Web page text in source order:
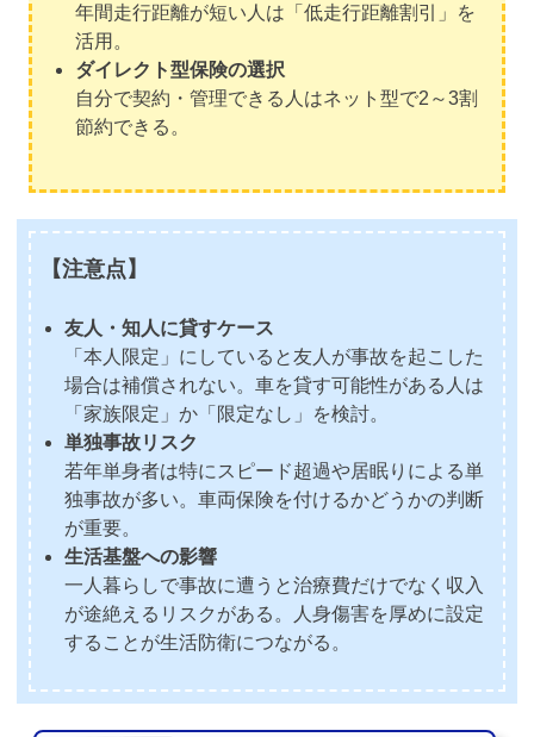
年間走行距離が短い人は「低走行距離割引」を
活用。
ダイレクト型保険の選択
自分で契約・管理できる人はネット型で2～3割
節約できる。
【注意点】
友人・知人に貸すケース
「本人限定」にしていると友人が事故を起こした
場合は補償されない。車を貸す可能性がある人は
「家族限定」か「限定なし」を検討。
単独事故リスク
若年単身者は特にスピード超過や居眠りによる単
独事故が多い。車両保険を付けるかどうかの判断
が重要。
生活基盤への影響
一人暮らしで事故に遭うと治療費だけでなく収入
が途絶えるリスクがある。人身傷害を厚めに設定
することが生活防衛につながる。